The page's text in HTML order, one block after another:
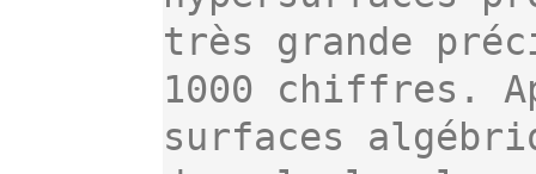
très grande
1000 chiffres.
surfaces